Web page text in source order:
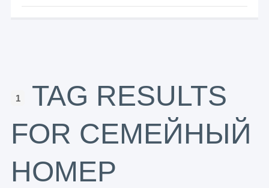
1
TAG RESULTS
FOR СЕМЕЙНЫЙ
НОМЕР